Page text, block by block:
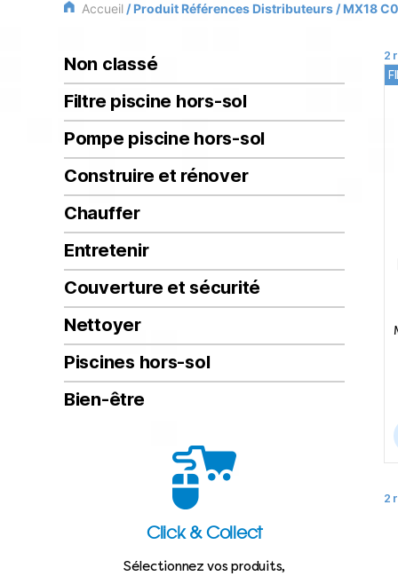
Accueil / Produit Références Distributeurs / MX18
2
2
Non classé
Filtre piscine hors-sol
Pompe piscine hors-sol
Construire et rénover
Chauffer
Entretenir
Couverture et sécurité
Nettoyer
Piscines hors-sol
Bien-être
Click & Collect
Sélectionnez vos produits,